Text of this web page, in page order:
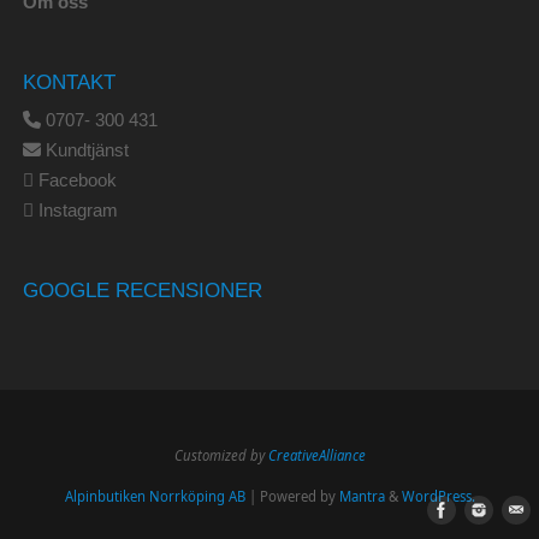
KONTAKT
0707- 300 431
Kundtjänst
Facebook
Instagram
GOOGLE RECENSIONER
Customized byCreativeAlliance
Alpinbutiken Norrköping AB| Powered by Mantra& WordPress.